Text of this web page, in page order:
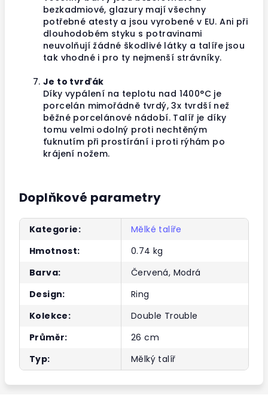
bezkadmiové, glazury mají všechny
potřebné atesty a jsou vyrobené v EU. Ani při
dlouhodobém styku s potravinami
neuvolňují žádné škodlivé látky a talíře jsou
tak vhodné i pro ty nejmenší strávníky.
Je to tvrďák
Díky vypálení na teplotu nad 1400°C je
porcelán mimořádně tvrdý, 3x tvrdší než
běžné porcelánové nádobí. Talíř je díky
tomu velmi odolný proti nechtěným
ťuknutím při prostírání i proti rýhám po
krájení nožem.
Doplňkové parametry
Kategorie:
Mělké talíře
Hmotnost:
0.74 kg
Barva:
Červená, Modrá
Design:
Ring
Kolekce:
Double Trouble
Průměr:
26 cm
Typ: Mělký talíř